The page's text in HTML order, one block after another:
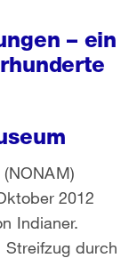
– ein
2012
Indianer.
Streifzug durch